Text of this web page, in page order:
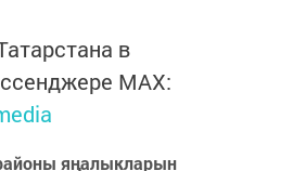
в
MАХ:
яңалыкларын